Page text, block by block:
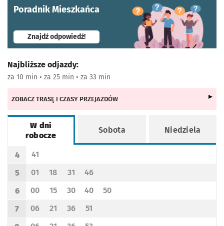
Poradnik Mieszkańca
Znajdź odpowiedź!- otworzy się w nowej karcie
Najbliższe odjazdy:
za 10 min • za 25 min • za 33 min
ZOBACZ TRASĘ I CZASY PRZEJAZDÓW
W dni
robocze
Sobota Niedziela
Rozkład jazdy -
Godzina odjazdu
4
Odjazd
41
minut po godzinie 4
Godzina odjazdu
5
Odjazd
01
minut po godzinie 5
Odjazd
18
minut po godzinie 5
Odjazd
31
minut po godzinie 5
Odjazd
46
minut po godzinie 5
Godzina odjazdu
6
Odjazd
00
minut po godzinie 6
Odjazd
15
minut po godzinie 6
Odjazd
30
minut po godzinie 6
Odjazd
40
minut po godzinie 6
Odjazd
50
minut po godzinie 6
Godzina odjazdu
7
Odjazd
06
minut po godzinie 7
Odjazd
21
minut po godzinie 7
Odjazd
36
minut po godzinie 7
Odjazd
51
minut po godzinie 7